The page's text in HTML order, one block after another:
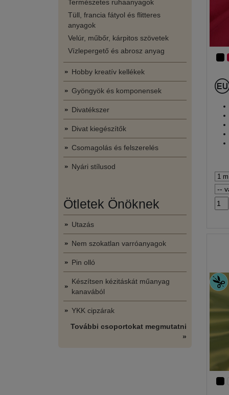
Természetes ruhaanyagok
Tüll, francia fátyol és flitteres
anyagok
Velúr, műbőr, kárpitos szövetek
Vízlepergető és abrosz anyag
Hobby kreatív kellékek
Gyöngyök és komponensek
Divatékszer
Divat kiegészítők
Csomagolás és felszerelés
Nyári stílusod
Ötletek Önöknek
Utazás
Nem szokatlan varróanyagok
Pin olló
Készítsen kézitáskát műanyag
kanavából
YKK cipzárak
További csoportokat megmutatni
»